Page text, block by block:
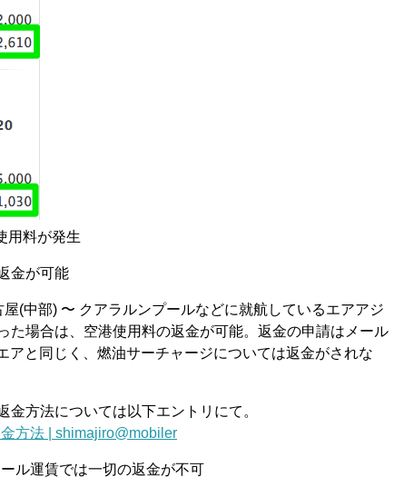
用料が発生
金が可能
(中部) 〜 クアラルンプールなどに就航しているエアアジ
た場合は、空港使用料の返金が可能。返金の申請はメール
アと同じく、燃油サーチャージについては返金がされな
金方法については以下エントリにて。
方法 | shimajiro@mobiler
ル運賃では一切の返金が不可